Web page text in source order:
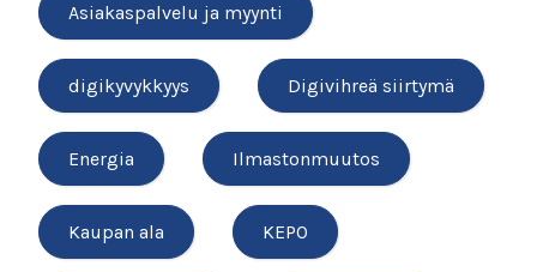
Asiakaspalvelu ja myynti
digikyvykkyys Digivihreä siirtymä
Energia Ilmastonmuutos
Kaupan ala KEPO